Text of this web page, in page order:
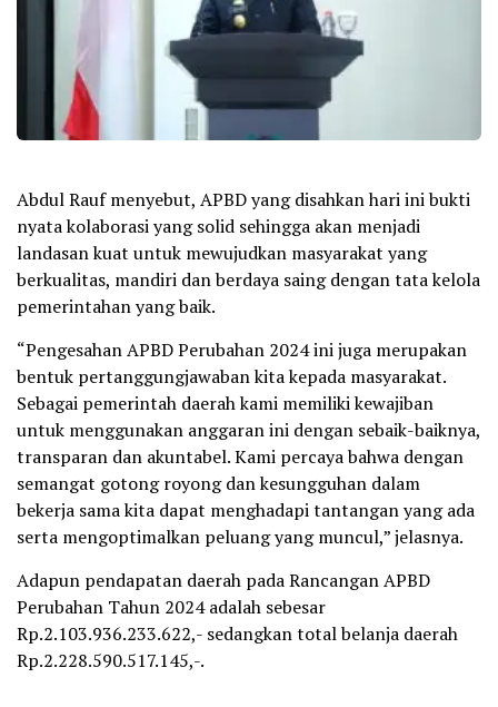
Abdul Rauf menyebut, APBD yang disahkan hari ini bukti
nyata kolaborasi yang solid sehingga akan menjadi
landasan kuat untuk mewujudkan masyarakat yang
berkualitas, mandiri dan berdaya saing dengan tata kelola
pemerintahan yang baik.
“Pengesahan APBD Perubahan 2024 ini juga merupakan
bentuk pertanggungjawaban kita kepada masyarakat.
Sebagai pemerintah daerah kami memiliki kewajiban
untuk menggunakan anggaran ini dengan sebaik-baiknya,
transparan dan akuntabel. Kami percaya bahwa dengan
semangat gotong royong dan kesungguhan dalam
bekerja sama kita dapat menghadapi tantangan yang ada
serta mengoptimalkan peluang yang muncul,” jelasnya.
Adapun pendapatan daerah pada Rancangan APBD
Perubahan Tahun 2024 adalah sebesar
Rp.2.103.936.233.622,- sedangkan total belanja daerah
Rp.2.228.590.517.145,-.